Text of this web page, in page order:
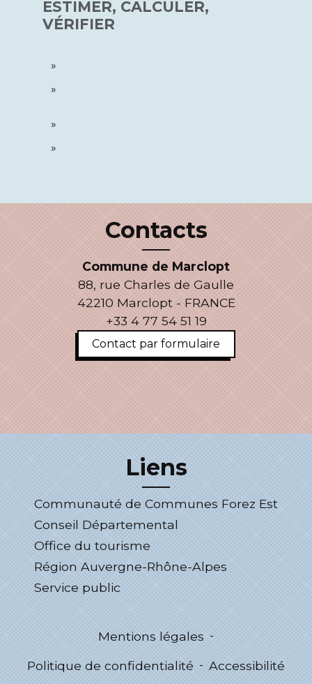
ESTIMER, CALCULER,
VÉRIFIER
Contacts
Commune de Marclopt
88, rue Charles de Gaulle
42210 Marclopt - FRANCE
+33 4 77 54 51 19
Contact par formulaire
Liens
Communauté de Communes Forez Est
Conseil Départemental
Office du tourisme
Région Auvergne-Rhône-Alpes
Service public
Mentions légales -
Politique de confidentialité - Accessibilité